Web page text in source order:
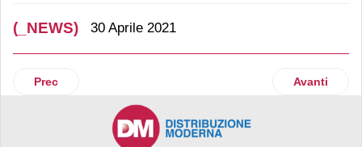
(_NEWS) 30 Aprile 2021
Articolo precedente: Lactalis affida a lnpf Italia la
Prec Articolo
Avanti